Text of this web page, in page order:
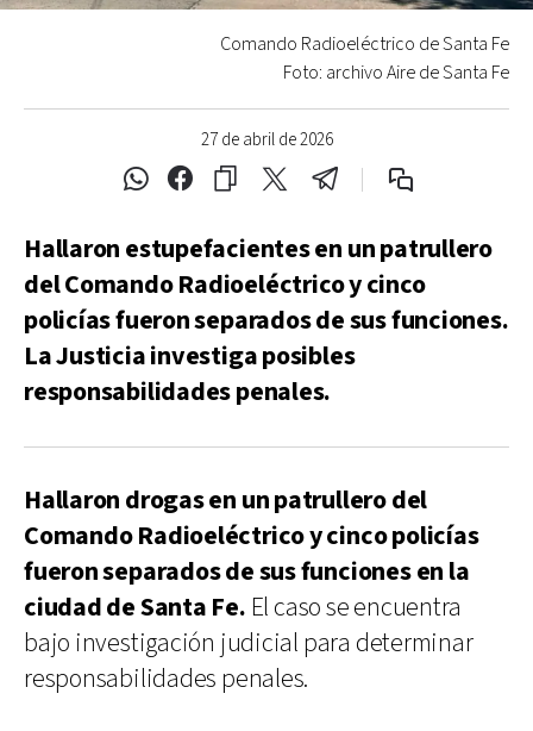
27 de abril de 2026
Comando Radioeléctrico de Santa Fe
Foto: archivo Aire de Santa Fe
Hallaron estupefacientes en un patrullero
del Comando Radioeléctrico y cinco
policías fueron separados de sus funciones.
La Justicia investiga posibles
responsabilidades penales.
Hallaron drogas en un patrullero del
Comando Radioeléctrico y cinco policías
fueron separados de sus funciones en la
ciudad de Santa Fe. El caso se encuentra
bajo investigación judicial para determinar
responsabilidades penales.